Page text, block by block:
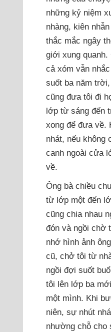
những kỷ niệm
nhàng, kiên
thắc mắc ngây
giới xung quanh.
cả xóm vẫn
suốt ba năm
cũng đưa tôi đi
lớp từ sáng đến
xong để đưa về.
nhát, nếu không
canh ngoài cửa
về.
Ông bà chiều
từ lớp một đến
cũng chia nhau
đón và ngồi chờ
nhớ hình ảnh
cũ, chở tôi từ
ngồi đợi suốt
tôi lên lớp ba
một mình. Khi
niên, sự nhút
nhường chỗ